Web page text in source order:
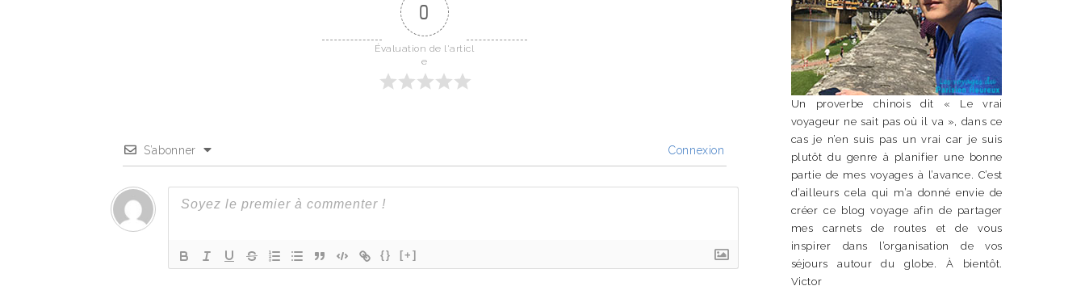
0
Évaluation de l'articl
e
S’abonner Connexion
{} [+]
Un proverbe chinois dit « Le vrai
voyageur ne sait pas où il va », dans ce
cas je n’en suis pas un vrai car je suis
plutôt du genre à planifier une bonne
partie de mes voyages à l’avance. C’est
d’ailleurs cela qui m’a donné envie de
créer ce blog voyage afin de partager
mes carnets de routes et de vous
inspirer dans l’organisation de vos
séjours autour du globe. À bientôt.
Victor